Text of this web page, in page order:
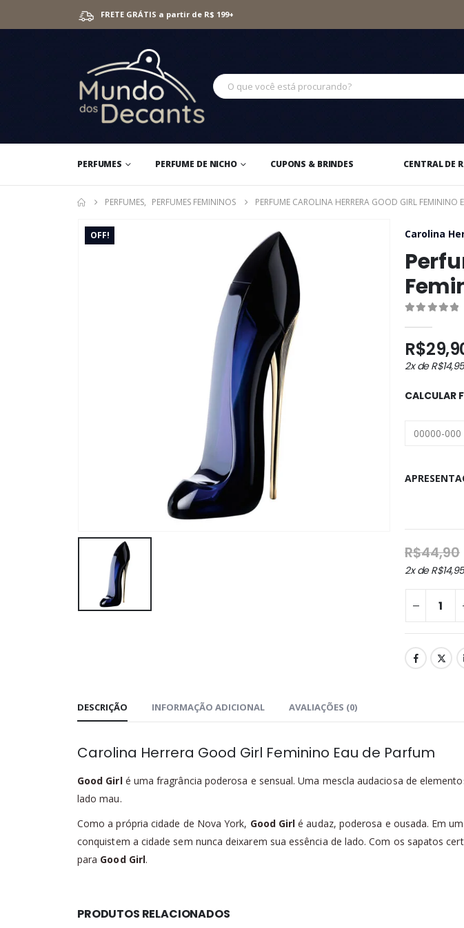
FRETE GRÁTIS a partir de R$ 199+
PERFUMES PERFUME DE NICHO CUPONS & BRINDES CENTRAL DE
PERFUMES, PERFUMES FEMININOS PERFUME CAROLINA HERRERA GOOD GIRL FEMININO
OFF! Carolina
R$
2x deR$14,95
CALCULAR
R$44,90
2x deR$14,95
DESCRIÇÃO INFORMAÇÃO ADICIONAL AVALIAÇÕES (0)
Carolina Herrera Good Girl Feminino Eau de Parfum
Good Girlé uma fragrância poderosa e sensual. Uma mescla audaciosa de
lado mau.
Como a própria cidade de Nova York, Good Girl é audaz, poderosa e ousada. Em
conquistem a cidade sem nunca deixarem sua essência de lado. Com os sapatos
para Good Girl.
PRODUTOS RELACIONADOS